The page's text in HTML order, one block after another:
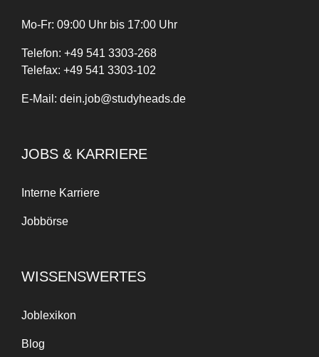
Mo-Fr: 09:00 Uhr bis 17:00 Uhr
Telefon: +49 541 3303-268
Telefax: +49 541 3303-102
E-Mail: dein.job@studyheads.de
JOBS & KARRIERE
Interne Karriere
Jobbörse
WISSENSWERTES
Joblexikon
Blog